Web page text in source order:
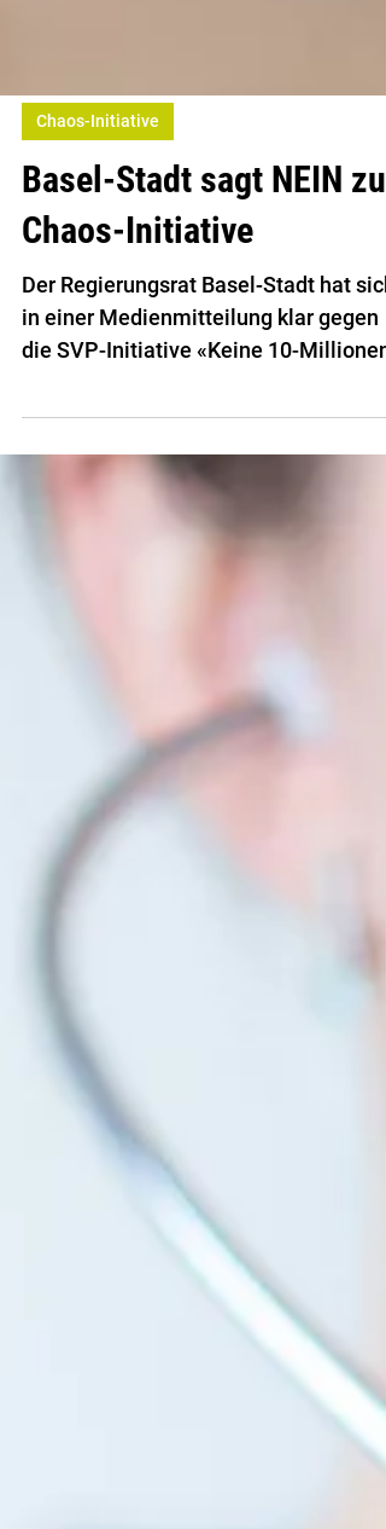
Chaos-Initiative
Basel-Stadt sagt NEIN zur
Chaos-Initiative
die SVP-Initiative «Keine 10-Millionen-
Schweiz!» geäussert.